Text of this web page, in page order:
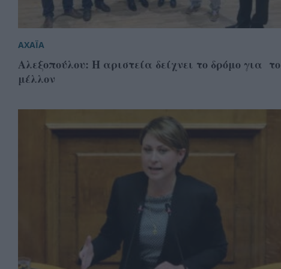
ΑΧΑΪΑ
Αλεξοπούλου: Η αριστεία δείχνει το δρόμο για το
μέλλον